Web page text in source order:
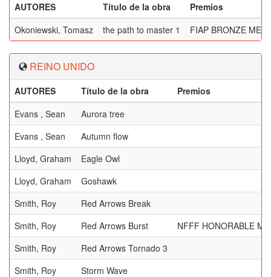
AUTORES Título de la obra
Premios
Okoniewski, Tomasz
the path to master 1 FIAP BRONZE
REINO UNIDO
AUTORES Título de la obra
Premios
Evans , Sean
Aurora tree
Evans , Sean
Autumn flow
Lloyd, Graham
Eagle Owl
Lloyd, Graham
Goshawk
Smith, Roy
Red Arrows Break
Smith, Roy
Red Arrows Burst
NFFF HONORABLE
Smith, Roy
Red Arrows Tornado 3
Smith, Roy
Storm Wave